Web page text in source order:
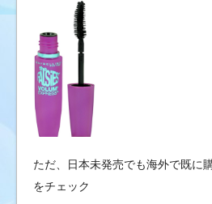
ただ、日本未発売でも海外で既に
をチェック